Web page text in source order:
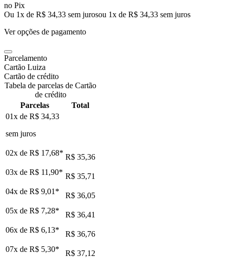
no Pix
Ou 1x de R$ 34,33 sem jurosou 1x de R$ 34,33 sem juros
Ver opções de pagamento
Parcelamento
Cartão Luiza
Cartão de crédito
Tabela de parcelas de Cartão
de crédito
Parcelas
Total
01x de R$ 34,33
sem juros
02x de R$ 17,68* R$ 35,36
03x de R$ 11,90* R$ 35,71
04x de R$ 9,01 *
R$ 36,05
05x de R$ 7,28*
R$ 36,41
06x de R$ 6,13*
R$ 36,76
07x de R$ 5,30*
R$ 37,12